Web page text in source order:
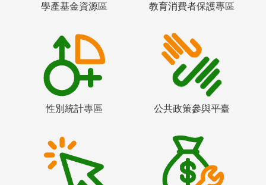
學產基金資源區 教育消費者保護專區
性別統計專區 公共政策參與平臺